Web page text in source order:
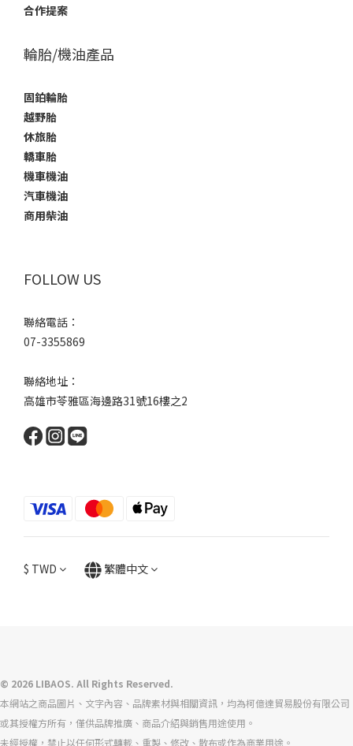
合作提案
輪胎/機油產品
固鉑輪胎
越野胎
休旅胎
轎車胎
機車機油
汽車機油
商用柴油
FOLLOW US
聯絡電話：
07-3355869
聯絡地址：
高雄市苓雅區海邊路31號16樓之2
$ TWD 繁體中文
© 2026 LIBAOS. All Rights Reserved.
本網站之商品圖片、文字內容、品牌素材與相關資訊，均為柯億達貿易股份有限公司
或其授權方所有，僅供品牌推廣、商品介紹與銷售用途使用。
未經授權，禁止以任何形式轉載、重製、修改、散布或作為商業用途。